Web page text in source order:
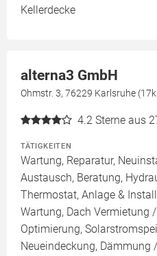
Kellerdecke
alterna3 GmbH
Ohmstr. 3, 76229 Karlsruhe
4.2 Sterne aus
TÄTIGKEITEN
Wartung, Reparatur,
Austausch, Beratung,
Thermostat, Anlage &
Wartung, Dach Vermietung
Optimierung,
Neueindeckung, Dämmung